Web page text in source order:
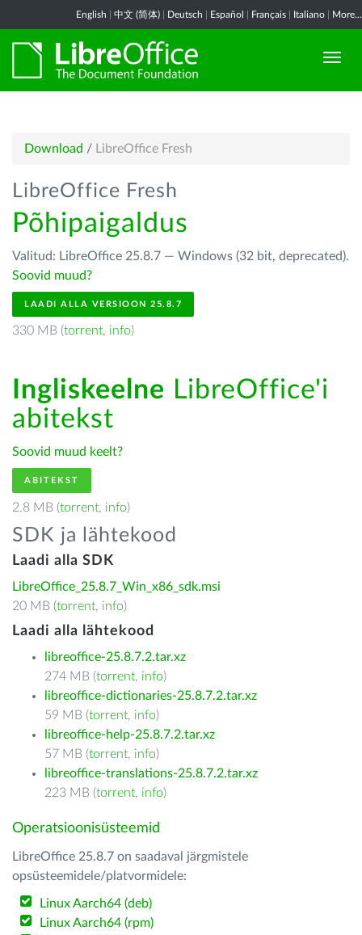
English 中文 (简体) Deutsch Español Français Italiano More...
Download / LibreOffice Fresh
LibreOffice Fresh
Põhipaigaldus
Valitud: LibreOffice 25.8.7 — Windows (32 bit, deprecated).
Soovid muud?
LAADI ALLA VERSIOON 25.8.7
330 MB (torrent, info)
Ingliskeelne LibreOffice'i
abitekst
Soovid muud keelt?
ABITEKST
2.8 MB (torrent, info)
SDK ja lähtekood
Laadi alla SDK
LibreOffice_25.8.7_Win_x86_sdk.msi
20 MB (torrent, info)
Laadi alla lähtekood
libreoffice-25.8.7.2.tar.xz
274 MB (torrent, info)
libreoffice-dictionaries-25.8.7.2.tar.xz
59 MB (torrent, info)
libreoffice-help-25.8.7.2.tar.xz
57 MB (torrent, info)
libreoffice-translations-25.8.7.2.tar.xz
223 MB (torrent, info)
Operatsioonisüsteemid
LibreOffice 25.8.7 on saadaval järgmistele
opsüsteemidele/platvormidele:
Linux Aarch64 (deb)
Linux Aarch64 (rpm)